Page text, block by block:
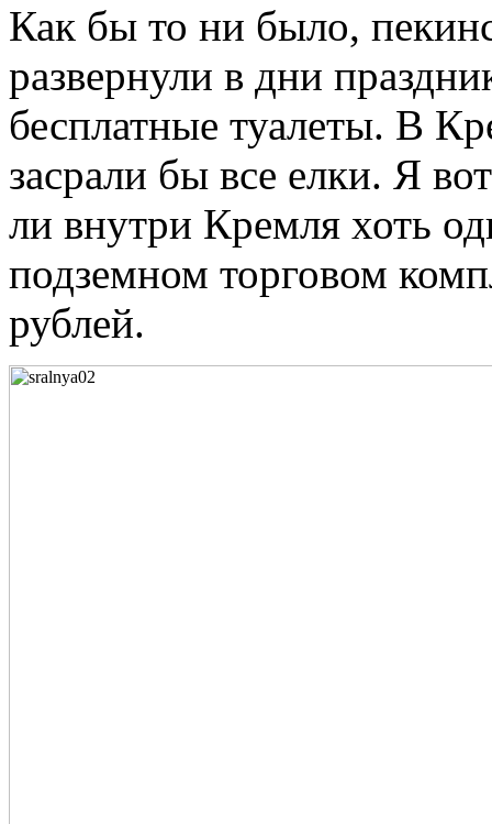
Как бы то ни было,
развернули в дни
бесплатные туалеты. В
засрали бы все елки. Я
ли внутри Кремля хоть
подземном торговом
рублей.